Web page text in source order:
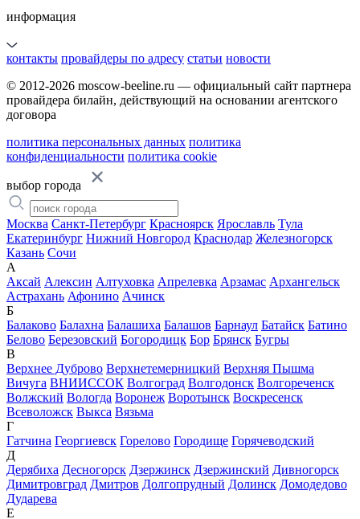
информация
контакты провайдеры по адресу статьи новости
© 2012-2026 moscow-beeline.ru — официальный сайт партнера
провайдера билайн, действующий на основании агентского
договора
политика персональных данных политика
конфиденциальности политика cookie
выбор города
Москва Санкт-Петербург Красноярск Ярославль Тула
Екатеринбург Нижний Новгород Краснодар Железногорск
Казань Сочи
А
Аксай Алексин Алтуховка Апрелевка Арзамас Архангельск
Астрахань Афонино Ачинск
Б
Балаково Балахна Балашиха Балашов Барнаул Батайск Батино
Белово Березовский Богородицк Бор Брянск Бугры
В
Верхнее Дуброво Верхнетемерницкий Верхняя Пышма
Вичуга ВНИИССОК Волгоград Волгодонск Волгореченск
Волжский Вологда Воронеж Воротынск Воскресенск
Всеволожск Выкса Вязьма
Г
Гатчина Георгиевск Горелово Городище Горячеводский
Д
Дерябиха Десногорск Дзержинск Дзержинский Дивногорск
Димитровград Дмитров Долгопрудный Долинск Домодедово
Дударева
Е